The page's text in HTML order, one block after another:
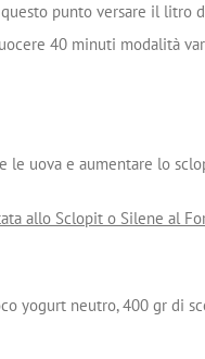
punto versare il litro
40 minuti modalità
le uova e aumentare lo
allo Sclopit o Silene al
yogurt neutro, 400 gr di